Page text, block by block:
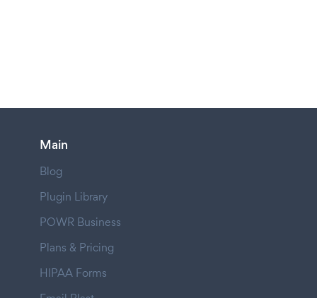
Main
Blog
Plugin Library
POWR Business
Plans & Pricing
HIPAA Forms